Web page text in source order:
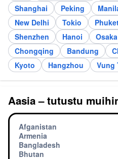
Shanghai
Peking
New Delhi
Tokio
Shenzhen
Hanoi Osaka
Chongqing
Bandung
Kyoto
Hangzhou Vung
Aasia – tutustu
Afganistan
Armenia
Bangladesh
Bhutan